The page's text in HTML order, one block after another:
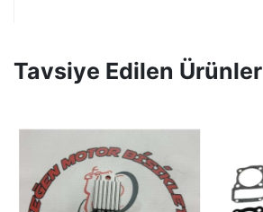
Tavsiye Edilen Ürünler